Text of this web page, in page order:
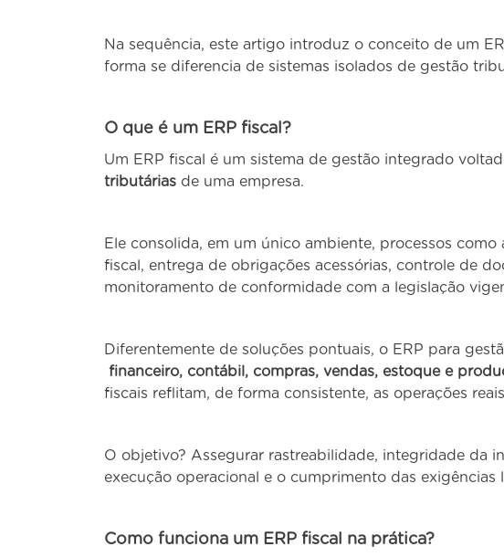
Na sequência, este artigo introduz o conceito de um
forma se diferencia de sistemas isolados de gestão
O que é um ERP fiscal?
Um ERP fiscal é um sistema de gestão integrado
tributárias de uma empresa.
Ele consolida, em um único ambiente, processos
fiscal, entrega de obrigações acessórias, controle de
monitoramento de conformidade com a legislação
Diferentemente de soluções pontuais, o ERP para
financeiro, contábil, compras, vendas, estoque e
fiscais reflitam, de forma consistente, as operações
O objetivo? Assegurar rastreabilidade, integridade da
execução operacional e o cumprimento das exigências
Como funciona um ERP fiscal na prática?